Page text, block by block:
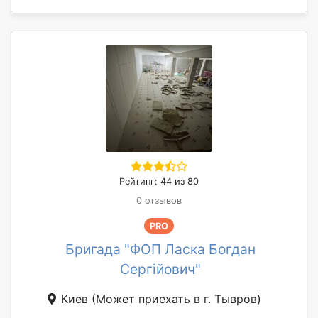
Рейтинг: 44 из 80
0 отзывов
PRO
Бригада "ФОП Ласка Богдан
Сергійович"
Киев (Может приехать в г. Тывров)